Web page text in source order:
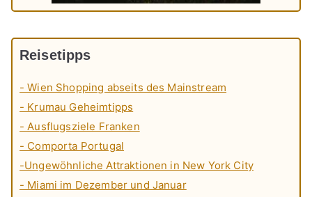
Reisetipps
- Wien Shopping abseits des Mainstream
- Krumau Geheimtipps
- Ausflugsziele Franken
- Comporta Portugal
-Ungewöhnliche Attraktionen in New York City
- Miami im Dezember und Januar